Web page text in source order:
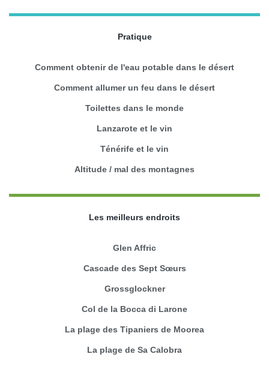
Pratique
Comment obtenir de l'eau potable dans le désert
Comment allumer un feu dans le désert
Toilettes dans le monde
Lanzarote et le vin
Ténérife et le vin
Altitude / mal des montagnes
Les meilleurs endroits
Glen Affric
Cascade des Sept Sœurs
Grossglockner
Col de la Bocca di Larone
La plage des Tipaniers de Moorea
La plage de Sa Calobra